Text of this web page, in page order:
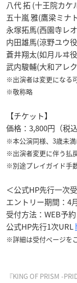
八代 拓 (十王院カケ
五十嵐 雅(鷹梁ミナ
永塚拓馬(西園寺レ
内田雄馬(涼野ユウ
蒼井翔太(如月ルヰ
武内駿輔(大和アレ
※出演者は変更になる
※敬称略
【チケット】
価格：3,800円（税
※本公演同様、3歳未
※出演者変更に伴う払
※別途プレイガイド手
＜公式HP先行一次
エントリー期間：4
受付方法：WEB予約
公式HP先行1次URL
※詳細は受付ページを
『KING OF PRISM -